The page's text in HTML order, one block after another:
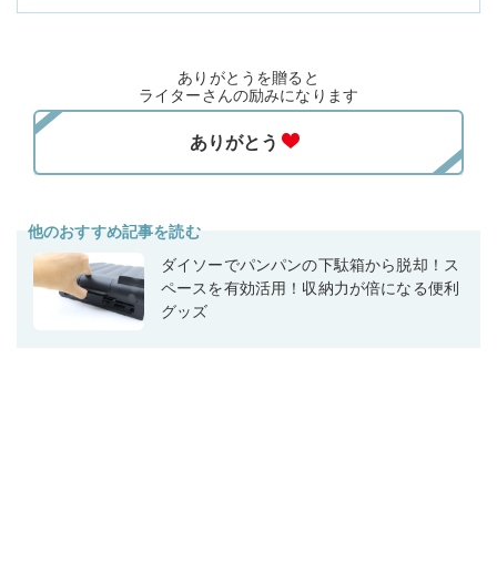
ありがとうを贈ると
ライターさんの励みになります
他のおすすめ記事を読む
ダイソーでパンパンの下駄箱から脱却！ス
ペースを有効活用！収納力が倍になる便利
グッズ